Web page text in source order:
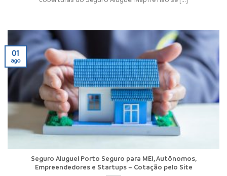
Seguro Aluguel Porto Seguro para MEI, Autônomos,
Empreendedores e Startups – Cotação pelo Site
01
ago